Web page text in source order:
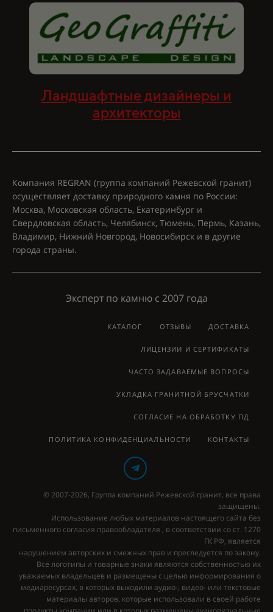
Ландшафтные дизайнеры и
архитекторы
Компания REGRAN (группа компаний Режевской гранит)
осуществляет доставку природного камня по России:
Москва, Московская область, Екатеринбург и
Свердловская область, Челябинск, Тюмень, Пермь, Казань,
Владимир, Нижний Новгород, Новосибирск и в другие
города страны.
Эксперт по камню с 2007 года
КАТАЛОГ ОТЗЫВЫ ДОСТАВКА
ЛИЦЕНЗИИ И СЕРТИФИКАТЫ
ЧАСТО ЗАДАВАЕМЫЕ ВОПРОСЫ
УКЛАДКА ГРАНИТНОЙ БРУСЧАТКИ
СОГЛАСИЕ НА ОБРАБОТКУ ПД
ПОЛИТИКА КОНФИДЕНЦИАЛЬНОСТИ КОНТАКТЫ
© 2007-2026, Группа компаний Режевской гранит, все права
защищены.
Использование любых материалов настоящего сайта без
письменного согласия правообладателя , в соответствии со ст. 1270
ГК РФ, является
нарушением авторских и смежных прав и преследуется по закону.
Все логотипы и товарные знаки являются собственностью их
уважаемых владельцев и размещены с целью информирования о
медиаресурсах, в которых выходили аудио-, видео- или текстовые
материалы авторов, которые использовали в своей работе